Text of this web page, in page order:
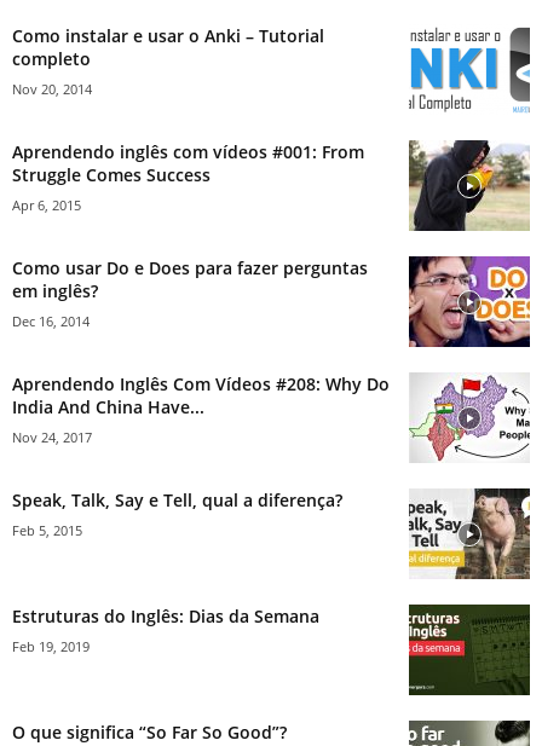
Como instalar e usar o Anki – Tutorial
completo
Nov 20, 2014
Aprendendo inglês com vídeos #001: From
Struggle Comes Success
Apr 6, 2015
Como usar Do e Does para fazer perguntas
em inglês?
Dec 16, 2014
Aprendendo Inglês Com Vídeos #208: Why Do
India And China Have...
Nov 24, 2017
Speak, Talk, Say e Tell, qual a diferença?
Feb 5, 2015
Estruturas do Inglês: Dias da Semana
Feb 19, 2019
O que significa “So Far So Good”?